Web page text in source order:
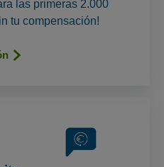
las primeras 2.000
tu compensación!